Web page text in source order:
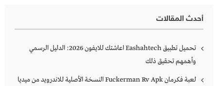
أحدث المقالات
تحميل تطبيق Eashahtech اعاشتك للايفون 2026: الدليل الرسمي
وأهمهم تحقيق ذلك
لعبة فكرمان Fuckerman Rv Apk النسخة الأصلية للاندرويد من ميديا